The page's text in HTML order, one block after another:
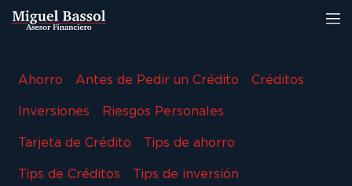
Ahorro Antes de Pedir un Crédito Créditos
Inversiones Riesgos Personales
Tarjeta de Crédito Tips de ahorro
Tips de Créditos Tips de inversión